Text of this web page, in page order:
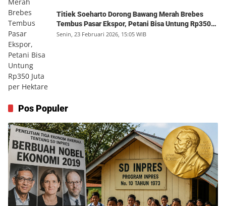
Titiek Soeharto Dorong Bawang Merah Brebes
Tembus Pasar Ekspor, Petani Bisa Untung Rp350
Juta per Hektare
Senin, 23 Februari 2026, 15:05 WIB
Pos Populer